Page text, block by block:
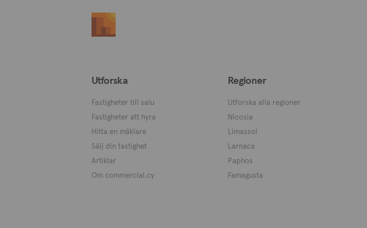
Utforska
Fastigheter till salu
Fastigheter att hyra
Hitta en mäklare
Sälj din fastighet
Artiklar
Om commercial.cy
Regioner
Utforska alla regioner
Nicosia
Limassol
Larnaca
Paphos
Famagusta